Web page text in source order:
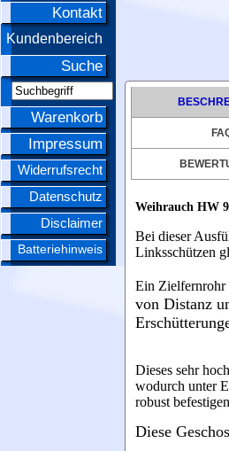
Kontakt
Kundenbereich
Suche
Warenkorb
Impressum
Widerrufsrecht
Datenschutz
Disclaimer
Batteriehinweis
Weihrauch HW
Bei dieser
Linksschützen
Ein Zielfernrohr
von Distanz
Dieses sehr
wodurch unter
robust
Diese